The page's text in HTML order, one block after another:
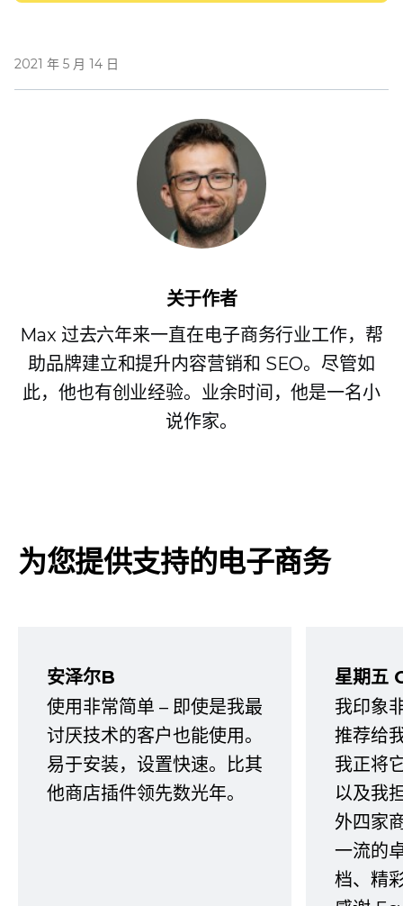
2021 年 5 月 14 日
关于作者
Max 过去六年来一直在电子商务行业工作，帮
助品牌建立和提升内容营销和 SEO。尽管如
此，他也有创业经验。业余时间，他是一名小
说作家。
为您提供支持的电子商务
安泽尔B
使用非常简单 – 即使是我最
讨厌技术的客户也能使用。
易于安装，设置快速。比其
他商店插件领先数光年。
星期五
我印象
推荐给
我正将
以及我
外四家
一流的
档、精